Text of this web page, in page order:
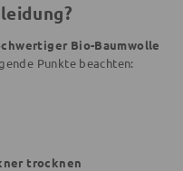
Bio-Baumwolle
Punkte beachten:
trocknen